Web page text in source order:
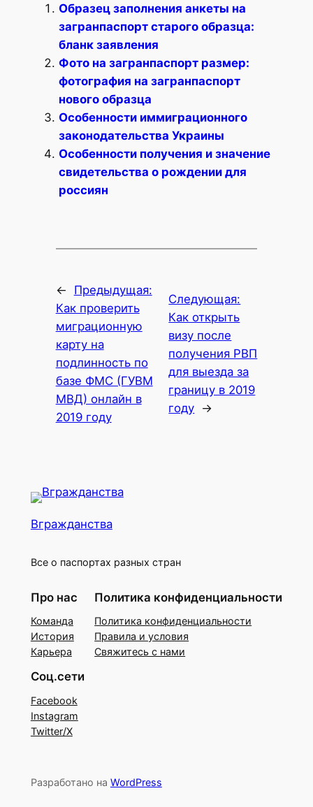
Образец заполнения анкеты на
загранпаспорт старого образца:
бланк заявления
Фото на загранпаспорт размер:
фотография на загранпаспорт
нового образца
Особенности иммиграционного
законодательства Украины
Особенности получения и значение
свидетельства о рождении для
россиян
←
Предыдущая:
Как проверить
миграционную
карту на
подлинность по
базе ФМС (ГУВМ
МВД) онлайн в
2019 году
Следующая:
Как открыть
визу после
получения РВП
для выезда за
границу в 2019
году →
Вгражданства
Все о паспортах разных стран
Про нас
Команда
История
Карьера
Политика конфиденциальности
Политика конфиденциальности
Правила и условия
Свяжитесь с нами
Соц.сети
Facebook
Instagram
Twitter/X
Разработано на WordPress